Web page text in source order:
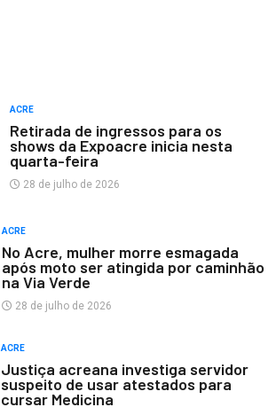
ACRE
Retirada de ingressos para os
shows da Expoacre inicia nesta
quarta-feira
28 de julho de 2026
ACRE
No Acre, mulher morre esmagada
após moto ser atingida por caminhão
na Via Verde
28 de julho de 2026
ACRE
Justiça acreana investiga servidor
suspeito de usar atestados para
cursar Medicina